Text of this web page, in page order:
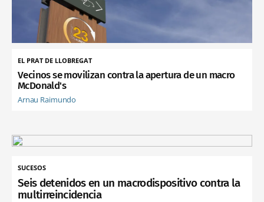
EL PRAT DE LLOBREGAT
Vecinos se movilizan contra la apertura de un macro
McDonald's
Arnau Raimundo
SUCESOS
Seis detenidos en un macrodispositivo contra la
multirreincidencia